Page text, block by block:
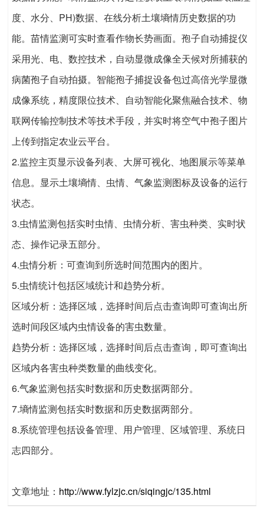
度、水分、PH)数据、在线分析土壤墒情历史数据的功
能。苗情监测可实时查看作物长势画面。孢子自动捕捉仪
采用光、电、数控技术，自动显微成像全天候对所捕获的
病菌孢子自动拍摄。智能孢子捕捉设备包过高倍光学显微
成像系统，精度限位技术、自动智能化聚焦融合技术、物
联网传输控制技术等技术手段，并实时将空气中孢子图片
上传到指定农业云平台。
2.监控主页显示设备列表、大屏可视化、地图展示等菜单
信息。显示土壤墒情、虫情、气象监测图标及设备的运行
状态。
3.虫情监测包括实时虫情、虫情分析、害虫种类、实时状
态、操作记录五部分。
4.虫情分析：可查询到所选时间范围内的图片。
5.虫情统计包括区域统计和趋势分析。
区域分析：选择区域，选择时间后点击查询即可查询出所
选时间段区域内虫情设备的害虫数量。
趋势分析：选择区域，选择时间后点击查询，即可查询出
区域内各害虫种类数量的曲线变化。
6.气象监测包括实时数据和历史数据两部分。
7.墒情监测包括实时数据和历史数据两部分。
8.系统管理包括设备管理、用户管理、区域管理、系统日
志四部分。
文章地址： http://www.fylzjc.cn/siqingjc/135.html